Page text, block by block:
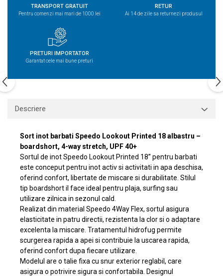
TRANSPORT GRATUIT
Pentru comenzi mai mari de 1000 lei
RETUR
Ai 14 de zile sa returnezi produsul
PRETURI IMPORTATOR
Garantat cele mai bune preturi
Descriere
Sort inot barbati Speedo Lookout Printed 18 albastru –
boardshort, 4-way stretch, UPF 40+
Sortul de inot Speedo Lookout Printed 18” pentru barbati
este conceput pentru inot activ si activitati in apa deschisa,
oferind confort, libertate de miscare si durabilitate. Stilul
tip boardshort il face ideal pentru plaja, surfing sau
utilizare zilnica in sezonul cald.
Realizat din material Speedo 4Way Flex, sortul asigura
elasticitate in patru directii, rezistenta la clor si o adaptare
excelenta la miscare. Tratamentul hidrofug permite
scurgerea rapida a apei si contribuie la uscarea rapida,
oferind confort dupa fiecare utilizare.
Modelul are o talie fixa cu snur exterior reglabil, care
asigura o potrivire sigura si confortabila. Designul